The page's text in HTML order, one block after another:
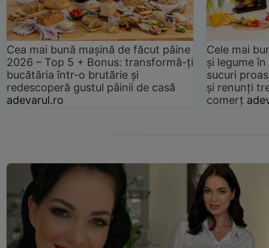
Cea mai bună mașină de făcut pâine
2026 – Top 5 + Bonus: transformă-ți
bucătăria într-o brutărie și
redescoperă gustul pâinii de casă
adevarul.ro
Cele mai
și legume
sucuri
și renunți
comerț